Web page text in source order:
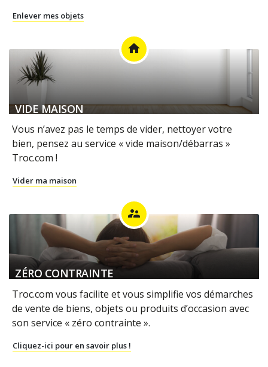
Enlever mes objets
home
VIDE MAISON
Vous n’avez pas le temps de vider, nettoyer votre
bien, pensez au service « vide maison/débarras »
Troc.com !
Vider ma maison
supervisor_account
ZÉRO CONTRAINTE
Troc.com vous facilite et vous simplifie vos démarches
de vente de biens, objets ou produits d’occasion avec
son service « zéro contrainte ».
Cliquez-ici pour en savoir plus !